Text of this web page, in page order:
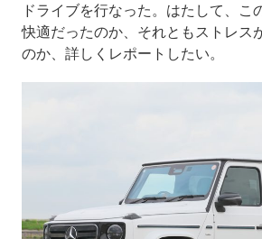
ドライブを行なった。はたして、こ
快適だったのか、それともストレス
のか、詳しくレポートしたい。